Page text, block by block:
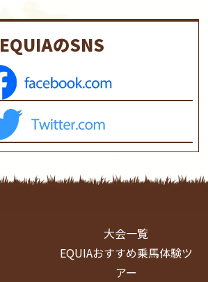
EQUIAのSNS
大会一覧
EQUIAおすすめ乗馬体験ツ
アー